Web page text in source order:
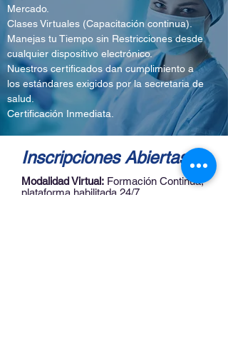
Mercado.
Clases Virtuales (Capacitación continua).
Manejas tu Tiempo sin Restricciones desde
cualquier dispositivo electrónico.
Nuestros certificados dan cumplimiento a
los estándares exigidos por la secretaria de
salud.
Certificación Inmediata.
Inscripciones Abiertas!
Modalidad Virtual: Formación Continua,
plataforma habilitada 24/7.